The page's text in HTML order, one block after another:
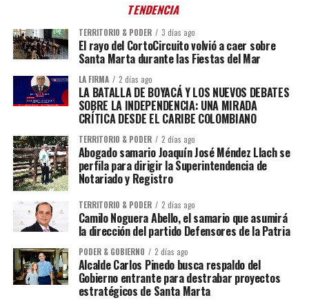
TENDENCIA
TERRITORIO & PODER 3 días ago
El rayo del CortoCircuito volvió a caer sobre
Santa Marta durante las Fiestas del Mar
LA FIRMA 2 días ago
LA BATALLA DE BOYACÁ Y LOS NUEVOS DEBATES
SOBRE LA INDEPENDENCIA: UNA MIRADA
CRÍTICA DESDE EL CARIBE COLOMBIANO
TERRITORIO & PODER 2 días ago
Abogado samario Joaquín José Méndez Llach se
perfila para dirigir la Superintendencia de
Notariado y Registro
TERRITORIO & PODER 2 días ago
Camilo Noguera Abello, el samario que asumirá
la dirección del partido Defensores de la Patria
PODER & GOBIERNO 2 días ago
Alcalde Carlos Pinedo busca respaldo del
Gobierno entrante para destrabar proyectos
estratégicos de Santa Marta